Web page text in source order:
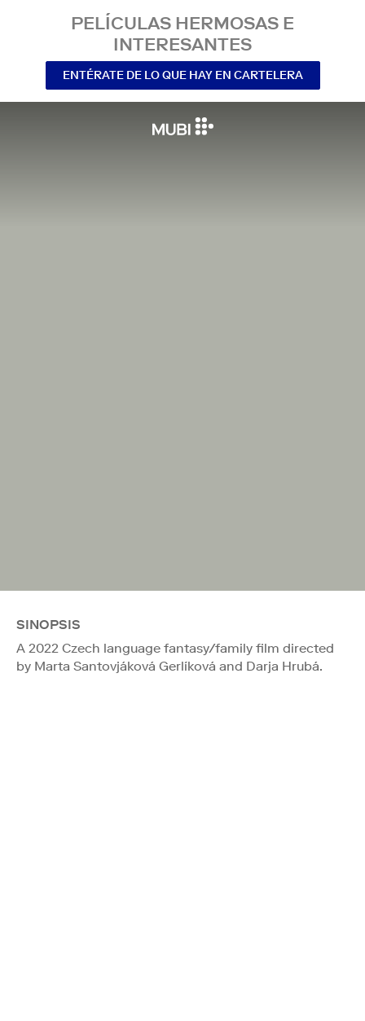
PELÍCULAS HERMOSAS E
INTERESANTES
ENTÉRATE DE LO QUE HAY EN CARTELERA
SINOPSIS
A 2022 Czech language fantasy/family film directed
by Marta Santovjáková Gerlíková and Darja Hrubá.